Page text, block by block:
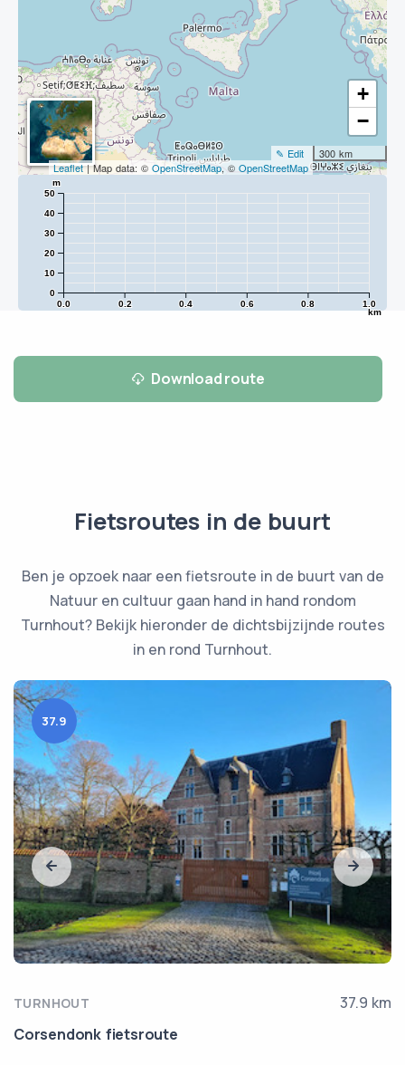
+
−
300 km
✎ Edit
Leaflet| Map data: © OpenStreetMap, © OpenStreetMap
0.0 0.2 0.4 0.6 0.8 1.0
km
0
10
20
30
40
50
m
Download route
Fietsroutes in de buurt
Ben je opzoek naar een fietsroute in de buurt van de
Natuur en cultuur gaan hand in hand rondom
Turnhout? Bekijk hieronder de dichtsbijzijnde routes
in en rond Turnhout.
37.9
TURNHOUT
37.9 km
Corsendonk fietsroute